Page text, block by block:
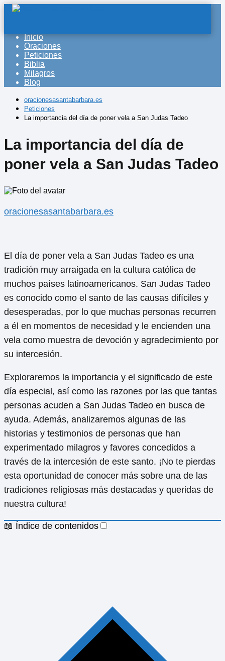
Inicio
Oraciones
Peticiones
Biblia
Milagros
Blog
oracionesasantabarbara.es
Peticiones
La importancia del día de poner vela a San Judas Tadeo
La importancia del día de
poner vela a San Judas Tadeo
oracionesasantabarbara.es
El día de poner vela a San Judas Tadeo es una
tradición muy arraigada en la cultura católica de
muchos países latinoamericanos. San Judas Tadeo
es conocido como el santo de las causas difíciles y
desesperadas, por lo que muchas personas recurren
a él en momentos de necesidad y le encienden una
vela como muestra de devoción y agradecimiento por
su intercesión.
Exploraremos la importancia y el significado de este
día especial, así como las razones por las que tantas
personas acuden a San Judas Tadeo en busca de
ayuda. Además, analizaremos algunas de las
historias y testimonios de personas que han
experimentado milagros y favores concedidos a
través de la intercesión de este santo. ¡No te pierdas
esta oportunidad de conocer más sobre una de las
tradiciones religiosas más destacadas y queridas de
nuestra cultura!
📖 Índice de contenidos